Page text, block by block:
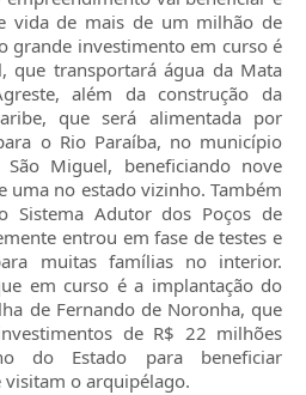
vida de mais de um milhão de
grande investimento em curso é
que transportará água da Mata
além da construção da
que será alimentada por
o Rio Paraíba, no município
Miguel, beneficiando nove
uma no estado vizinho. Também
Sistema Adutor dos Poços de
entrou em fase de testes e
muitas famílias no interior.
em curso é a implantação do
de Fernando de Noronha, que
de R$ 22 milhões
do Estado para beneficiar
o arquipélago.